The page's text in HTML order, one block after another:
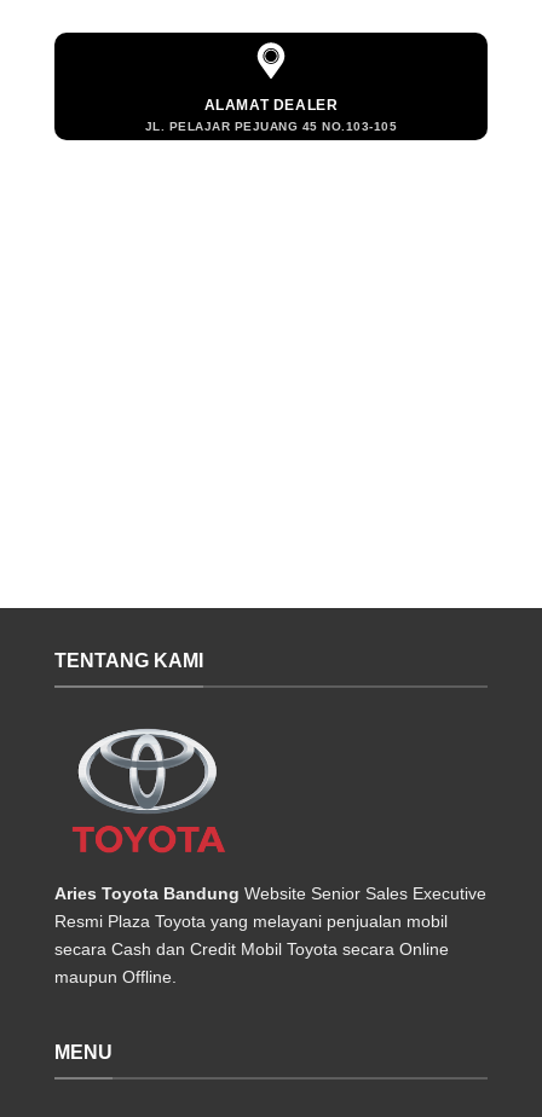
ALAMAT DEALER
JL. PELAJAR PEJUANG 45 NO.103-105
TENTANG KAMI
Aries Toyota Bandung Website Senior Sales Executive
Resmi Plaza Toyota yang melayani penjualan mobil
secara Cash dan Credit Mobil Toyota secara Online
maupun Offline.
MENU